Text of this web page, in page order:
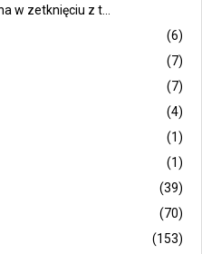
w zetknięciu z t...
(6)
(7)
(7)
(4)
(1)
(1)
(39)
(70)
(153)